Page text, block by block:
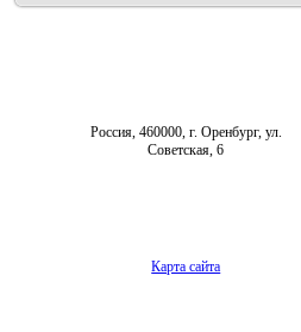
Фотогалерея
Россия, 460000, г. Оренбург, ул.
Советская, 6
Карта сайта